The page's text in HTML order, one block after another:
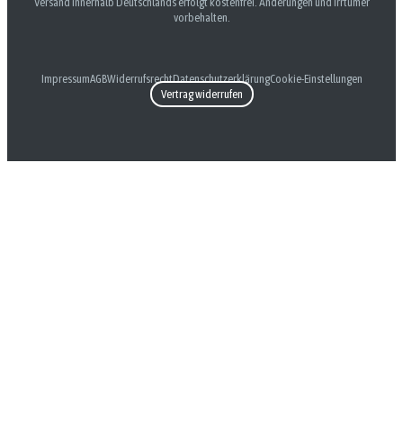
vorbehalten.
ImpressumAGBWiderrufsrechtDatenschutzerklärungCookie-Einstellungen
Vertrag widerrufen